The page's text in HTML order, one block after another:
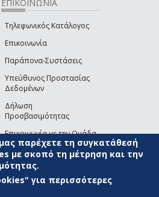
ΕΠΙΚΟΙΝΩΝΙΑ
Τηλεφωνικός Κατάλογος
Επικοινωνία
Παράπονα-Συστάσεις
Υπεύθυνος Προστασίας
Δεδομένων
Δήλωση
Προσβασιμότητας
Επικοινωνία με την Ομάδα
Ανάπτυξης του site(link sends e-mail)
ΧΡΗΣΗΣ
παρέχετε τη συγκατάθεσή
με σκοπό τη μέτρηση και την
για περισσότερες